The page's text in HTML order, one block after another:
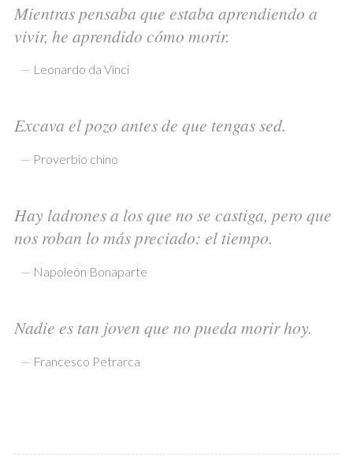
Mientras pensaba que estaba aprendiendo a
vivir, he aprendido cómo morir.
— Leonardo da Vinci
Excava el pozo antes de que tengas sed.
— Proverbio chino
Hay ladrones a los que no se castiga, pero que
nos roban lo más preciado: el tiempo.
— Napoleón Bonaparte
Nadie es tan joven que no pueda morir hoy.
— Francesco Petrarca